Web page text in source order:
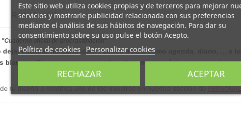
Reseñas (0)
"Cuaderno oficial de procrastinación".
dejar escapar ninguna idea.Puedes usarla como
, ... o
Cierra con goma e incluye lazo marca-páginas en su interior.
tu diseño o modifica uno de los nuestros en nuestra sección de
Este sitio web utiliza cookies propias y de terceros para mejorar
servicios y mostrarle publicidad relacionada con sus preferencias
mediante el análisis de sus hábitos de navegación. Para dar su
consentimiento sobre su uso pulse el botón Acepto.
Política de cookies Personalizar cookies
RECHAZAR ACEPTAR